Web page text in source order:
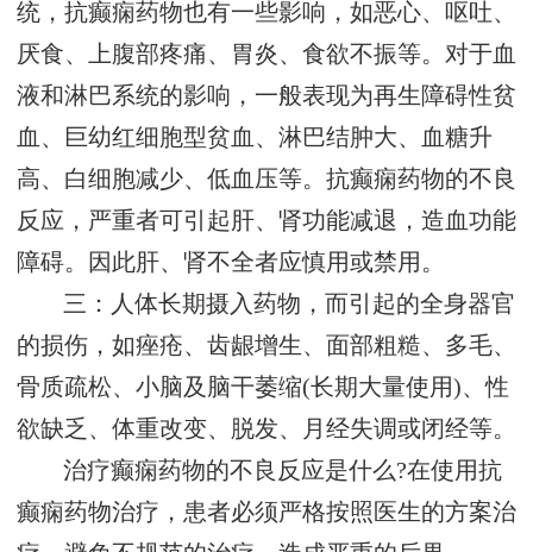
统，抗癫痫药物也有一些影响，如恶心、呕吐、
厌食、上腹部疼痛、胃炎、食欲不振等。对于血
液和淋巴系统的影响，一般表现为再生障碍性贫
血、巨幼红细胞型贫血、淋巴结肿大、血糖升
高、白细胞减少、低血压等。抗癫痫药物的不良
反应，严重者可引起肝、肾功能减退，造血功能
障碍。因此肝、肾不全者应慎用或禁用。
三：人体长期摄入药物，而引起的全身器官
的损伤，如痤疮、齿龈增生、面部粗糙、多毛、
骨质疏松、小脑及脑干萎缩(长期大量使用)、性
欲缺乏、体重改变、脱发、月经失调或闭经等。
治疗癫痫药物的不良反应是什么?在使用抗
癫痫药物治疗，患者必须严格按照医生的方案治